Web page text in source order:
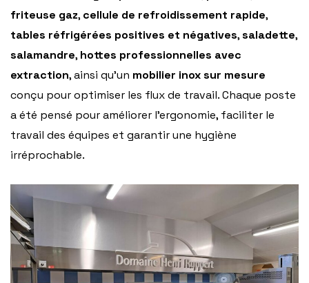
friteuse gaz, cellule de refroidissement rapide,
tables réfrigérées positives et négatives,saladette,
salamandre, hottes professionnelles avec
extraction, ainsi qu’un mobilier inox sur mesure
conçu pour optimiser les flux de travail. Chaque poste
a été pensé pour améliorer l’ergonomie, faciliter le
travail des équipes et garantir une hygiène
irréprochable.